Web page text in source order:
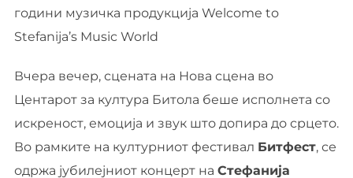
години музичка продукција Welcome to
Stefanija’s Music World
Вчера вечер, сцената на Нова сцена во
Центарот за култура Битола беше исполнета со
искреност, емоција и звук што допира до срцето.
Во рамките на културниот фестивал Битфест, се
одржа јубилејниот концерт на Стефанија